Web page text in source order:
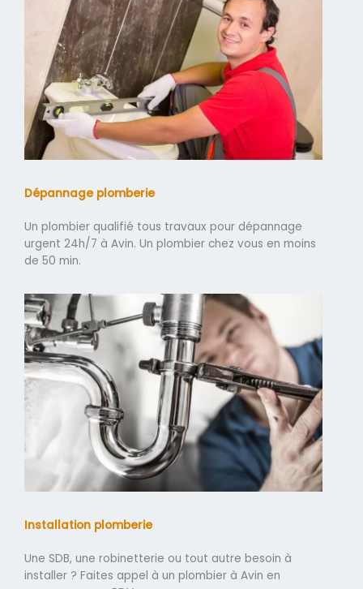
Dépannage plomberie
Un plombier qualifié tous travaux pour dépannage
urgent 24h/7 à Avin. Un plombier chez vous en moins
de 50 min.
Installation plomberie
Une SDB, une robinetterie ou tout autre besoin à
installer ? Faites appel à un plombier à Avin en